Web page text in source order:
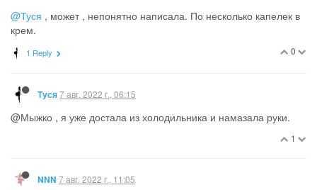
@Туся , может , непонятно написала. По несколько капелек в
крем.
0
1 Reply
Туся7 авг. 2022 г., 06:15
@Мыжко , я уже достала из холодильника и намазала руки.
1
NNN 7 авг. 2022 г., 11:05